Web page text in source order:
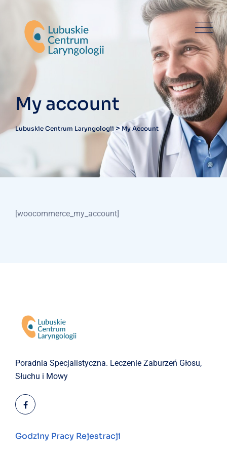
content
My account
Lubuskie Centrum Laryngologii> My Account
[woocommerce_my_account]
Poradnia Specjalistyczna. Leczenie Zaburzeń Głosu,
Słuchu i Mowy
Godziny Pracy Rejestracji